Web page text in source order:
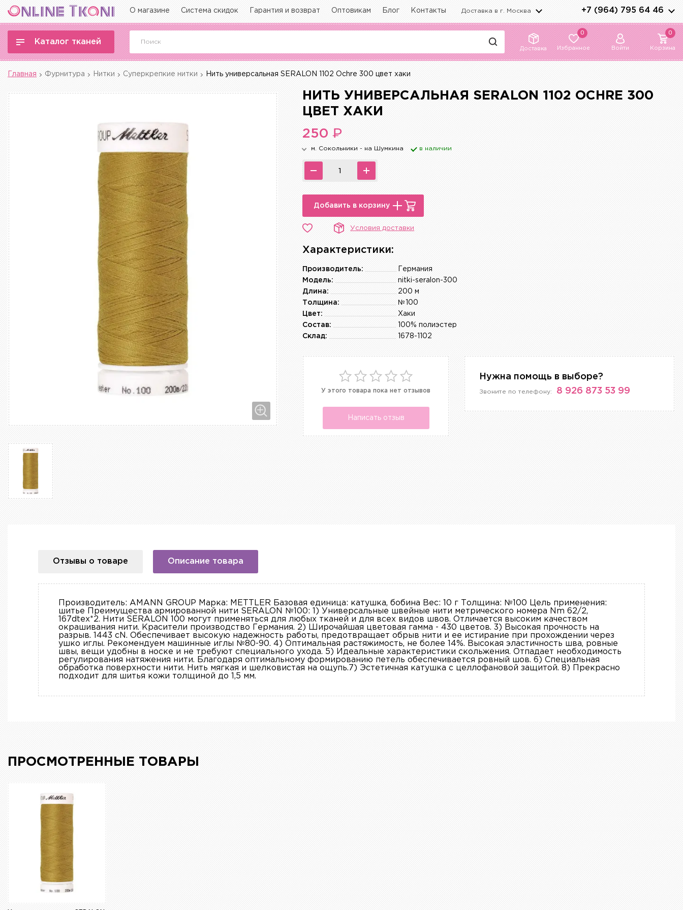
О магазине Система скидок Гарантия и возврат Оптовикам Блог Контакты Доставка в г. Москва +7 (964) 795 64 46
Каталог тканей
Доставка
0
Избранное Войти
0
Корзина
Главная Фурнитура Нитки Суперкрепкие нитки Нить универсальная SERALON 1102 Ochre 300 цвет хаки
НИТЬ УНИВЕРСАЛЬНАЯ SERALON 1102 OCHRE 300
ЦВЕТ ХАКИ
250₽
м. Сокольники - на Шумкина в наличии
Добавить в корзину
Условия доставки
Характеристики:
Германия
Производитель:
nitki-seralon-300
Модель:
200 м
Длина:
№100
Толщина:
Хаки
Цвет:
100% полиэстер
Состав:
1678-1102
Склад:
У этого товара пока нет отзывов
Написать отзыв
Нужна помощь в выборе?
Звоните по телефону: 8 926 873 53 99
Отзывы о товаре Описание товара
Производитель: AMANN GROUP Марка: METTLER Базовая единица: катушка, бобина Вес: 10 г Толщина: №100 Цель применения:
шитье Преимущества армированной нити SERALON №100: 1) Универсальные швейные нити метрического номера Nm 62/2,
167dtex*2. Нити SERALON 100 могут применяться для любых тканей и для всех видов швов. Отличается высоким качеством
окрашивания нити. Красители производство Германия. 2) Широчайшая цветовая гамма - 430 цветов. 3) Высокая прочность на
разрыв. 1443 cN. Обеспечивает высокую надежность работы, предотвращает обрыв нити и ее истирание при прохождении через
ушко иглы. Рекомендуем машинные иглы №80-90. 4) Оптимальная растяжимость, не более 14%. Высокая эластичность шва, ровные
швы, вещи удобны в носке и не требуют специального ухода. 5) Идеальные характеристики скольжения. Отпадает необходимость
регулирования натяжения нити. Благодаря оптимальному формированию петель обеспечивается ровный шов. 6) Специальная
обработка поверхности нити. Нить мягкая и шелковистая на ощупь.7) Эстетичная катушка с целлофановой защитой. 8) Прекрасно
подходит для шитья кожи толщиной до 1,5 мм.
ПРОСМОТРЕННЫЕ ТОВАРЫ